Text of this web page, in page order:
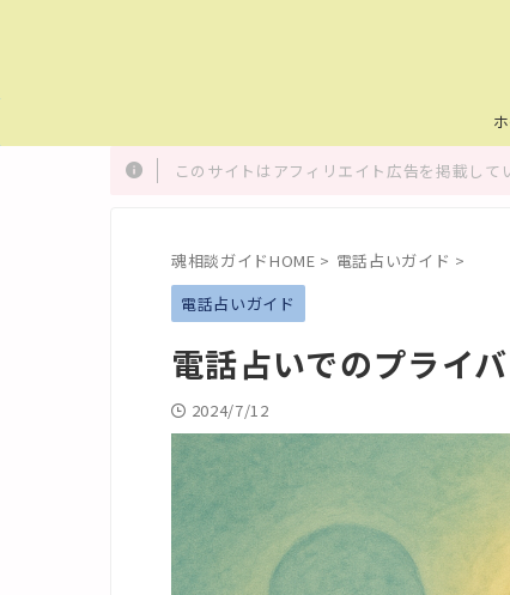
このサイトはアフィリエイト広告を掲載し
魂相談ガイドHOME > 電話占いガイド >
電話占いガイド
電話占いでのプライ
2024/7/12